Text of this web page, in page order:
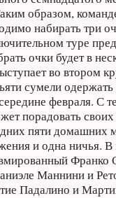
образом,
набирать три
туре
очки будет в
во втором
сумели
февраля. С
порадовать своих
пяти домашних
и одна ничья. В
Франко
Маннини и
Падалино и